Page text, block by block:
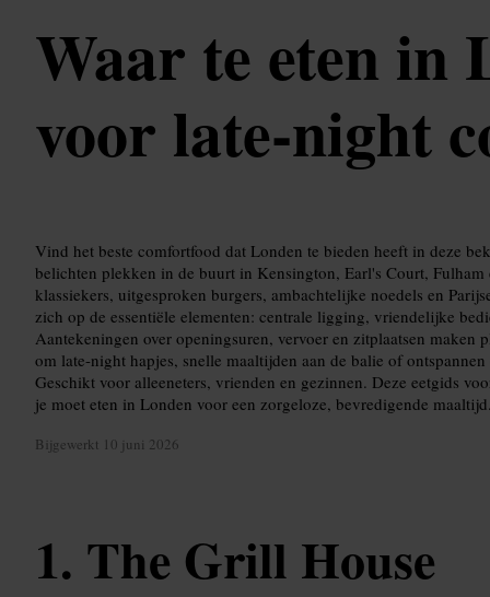
Waar te eten in
voor late-night
Vind het beste comfortfood dat Londen te bieden heeft in deze
belichten plekken in de buurt in Kensington, Earl's Court,
klassiekers, uitgesproken burgers, ambachtelijke noedels en
zich op de essentiële elementen: centrale ligging, vriendelijke
Aantekeningen over openingsuren, vervoer en zitplaatsen maken
om late-night hapjes, snelle maaltijden aan de balie of
Geschikt voor alleeneters, vrienden en gezinnen. Deze eetgids
je moet eten in Londen voor een zorgeloze, bevredigende maaltijd.
Bijgewerkt 10 juni 2026
The Grill House